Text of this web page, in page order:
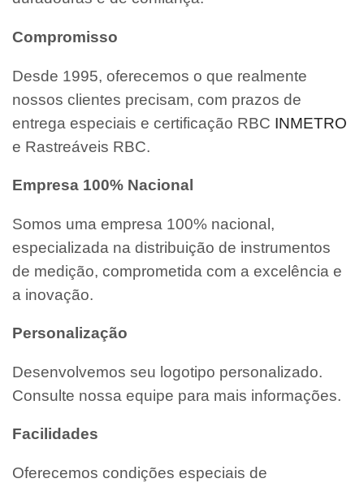
Compromisso
Desde 1995, oferecemos o que realmente
nossos clientes precisam, com prazos de
entrega especiais e certificação RBC INMETRO
e Rastreáveis RBC.
Empresa 100% Nacional
Somos uma empresa 100% nacional,
especializada na distribuição de instrumentos
de medição, comprometida com a excelência e
a inovação.
Personalização
Desenvolvemos seu logotipo personalizado.
Consulte nossa equipe para mais informações.
Facilidades
Oferecemos condições especiais de